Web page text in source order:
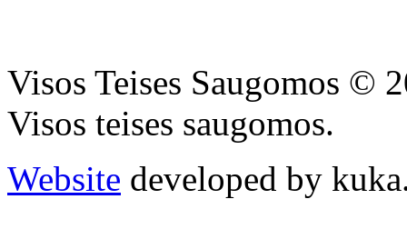
Visos Teises Saugomos ©
Visos teises saugomos.
Website developed by